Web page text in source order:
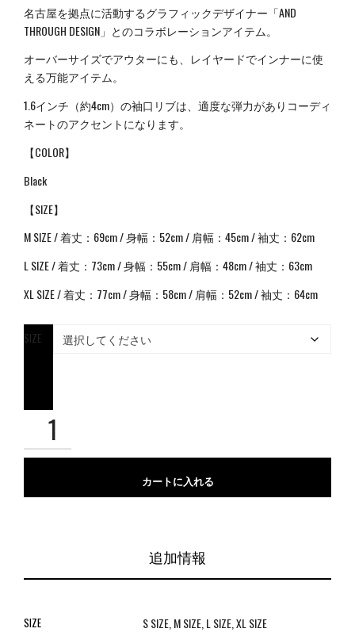
名古屋を拠点に活動するグラフィックデザイナー「AND
THROUGH DESIGN」とのコラボレーションアイテム。
オーバーサイズでアウターにも、レイヤードでインナーに使
える万能アイテム。
1.6インチ（約4cm）の袖口リブは、適度な弾力がありコーディ
ネートのアクセントになります。
【COLOR】
Black
【SIZE】
M SIZE / 着丈：69cm / 身幅：52cm / 肩幅：45cm / 袖丈：62cm
L SIZE / 着丈：73cm / 身幅：55cm / 肩幅：48cm / 袖丈：63cm
XL SIZE / 着丈：77cm / 身幅：58cm / 肩幅：52cm / 袖丈：64cm
SIZE
カートに入れる
追加情報
SIZE S SIZE, M SIZE, L SIZE, XL SIZE